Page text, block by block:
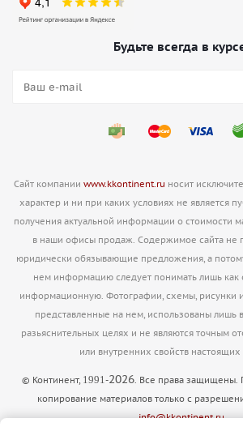
Будьте всегда в
Сайт компании www.kkontinent.ru носит
характер и ни при каких условиях не является
получения актуальной информации о стоимости
в наши офисы продаж. Содержимое сайта не
юридически обязывающие предложения, а
нем информацию следует понимать лишь как
информационную. Фотографии, схемы, рисунки
представленные на нем, использованы лишь
разьяснительных целях и не являются точным
или внутренних свойств
© Континент, 1991-2026. Все права защищены.
копирование материалов только с
info@kkontinent.ru